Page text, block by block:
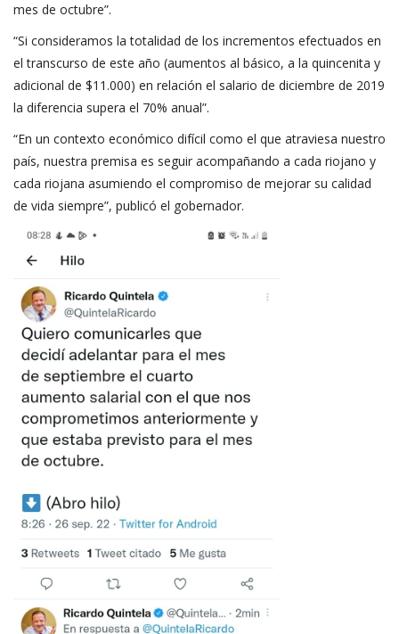
mes de octubre”.
“Si consideramos la totalidad de los incrementos efectuados en
el transcurso de este año (aumentos al básico, a la quincenita y
adicional de $11.000) en relación el salario de diciembre de 2019
la diferencia supera el 70% anual”.
“En un contexto económico difícil como el que atraviesa nuestro
país, nuestra premisa es seguir acompañando a cada riojano y
cada riojana asumiendo el compromiso de mejorar su calidad
de vida siempre”, publicó el gobernador.